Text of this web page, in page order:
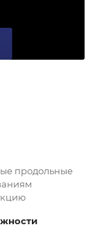
продольные